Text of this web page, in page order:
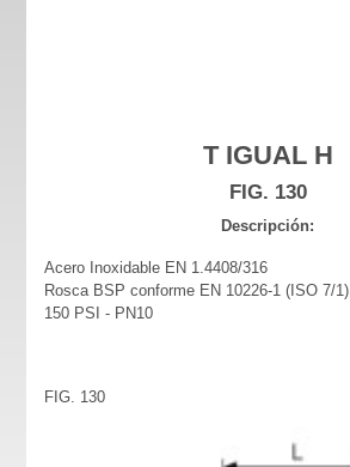
T IGUAL H
FIG. 130
Descripción:
Acero Inoxidable EN 1.4408/316
Rosca BSP conforme EN 10226-1 (ISO 7/1)
150 PSI - PN10
FIG. 130